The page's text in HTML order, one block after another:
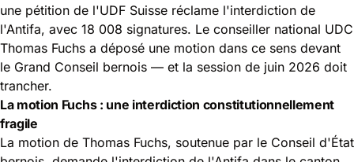
une pétition de l'UDF Suisse réclame l'interdiction de
l'Antifa, avec 18 008 signatures. Le conseiller national UDC
Thomas Fuchs a déposé une motion dans ce sens devant
le Grand Conseil bernois — et la session de juin 2026 doit
trancher.
La motion Fuchs : une interdiction constitutionnellement
fragile
La motion de Thomas Fuchs, soutenue par le Conseil d'État